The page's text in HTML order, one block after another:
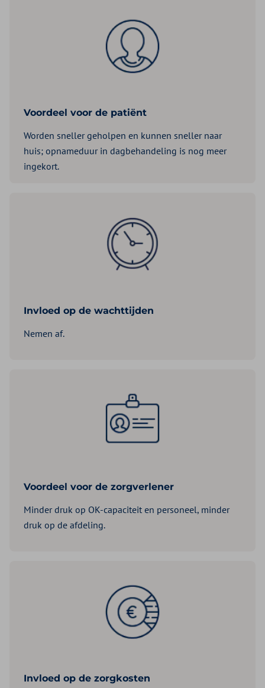
Voordeel voor de patiënt
Worden sneller geholpen en kunnen sneller naar
huis; opnameduur in dagbehandeling is nog meer
ingekort.
Invloed op de wachttijden
Nemen af.
Voordeel voor de zorgverlener
Minder druk op OK-capaciteit en personeel, minder
druk op de afdeling.
Invloed op de zorgkosten